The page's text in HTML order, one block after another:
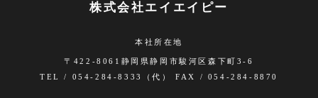
株式会社エイエイピー
本社所在地
〒422-8061静岡県静岡市駿河区森下町3-6
TEL / 054-284-8333（代） FAX / 054-284-8870